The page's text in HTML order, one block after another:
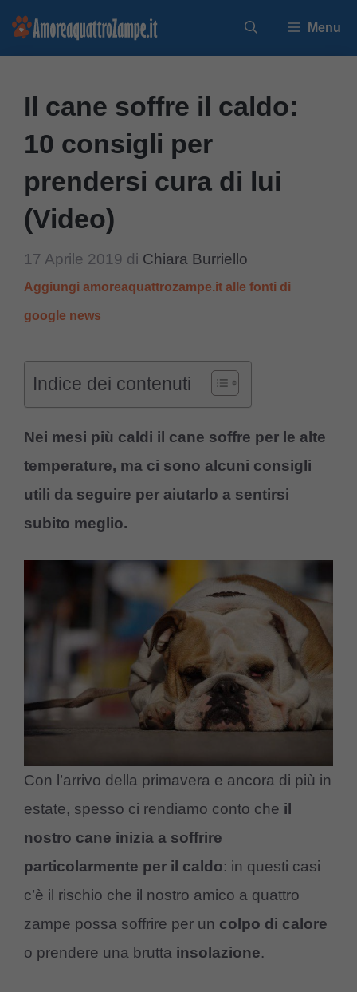
Vai
Menu
Il cane soffre il caldo:
10 consigli per
prendersi cura di lui
(Video)
17 Aprile 2019 di Chiara Burriello
Aggiungi amoreaquattrozampe.it alle fonti di
google news
Indice dei contenuti
Nei mesi più caldi il cane soffre per le alte
temperature, ma ci sono alcuni consigli
utili da seguire per aiutarlo a sentirsi
subito meglio.
Con l’arrivo della primavera e ancora di più in
estate, spesso ci rendiamo conto che il
nostro cane inizia a soffrire
particolarmente per il caldo: in questi casi
c’è il rischio che il nostro amico a quattro
zampe possa soffrire per un colpo di calore
o prendere una brutta insolazione.